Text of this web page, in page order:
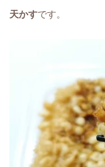
天かすです。